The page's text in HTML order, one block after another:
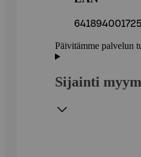
Päivitämme palvelun
Sijainti